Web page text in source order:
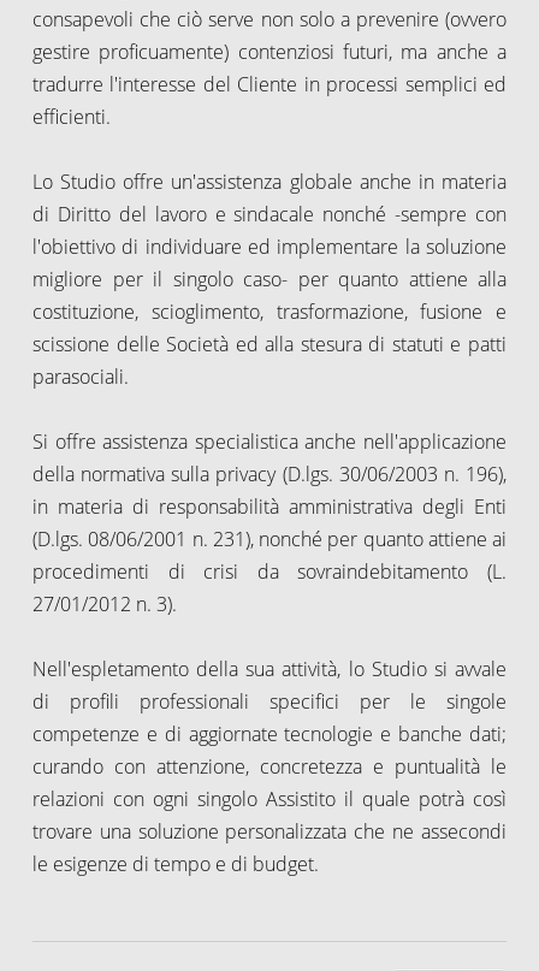
consapevoli che ciò serve non solo a prevenire (ovvero
gestire proficuamente) contenziosi futuri, ma anche a
tradurre l'interesse del Cliente in processi semplici ed
efficienti.
Lo Studio offre un'assistenza globale anche in materia
di Diritto del lavoro e sindacale nonché -sempre con
l'obiettivo di individuare ed implementare la soluzione
migliore per il singolo caso- per quanto attiene alla
costituzione, scioglimento, trasformazione, fusione e
scissione delle Società ed alla stesura di statuti e patti
parasociali.
Si offre assistenza specialistica anche nell'applicazione
della normativa sulla privacy (D.lgs. 30/06/2003 n. 196),
in materia di responsabilità amministrativa degli Enti
(D.lgs. 08/06/2001 n. 231), nonché per quanto attiene ai
procedimenti di crisi da sovraindebitamento (L.
27/01/2012 n. 3).
Nell'espletamento della sua attività, lo Studio si avvale
di profili professionali specifici per le singole
competenze e di aggiornate tecnologie e banche dati;
curando con attenzione, concretezza e puntualità le
relazioni con ogni singolo Assistito il quale potrà così
trovare una soluzione personalizzata che ne assecondi
le esigenze di tempo e di budget.